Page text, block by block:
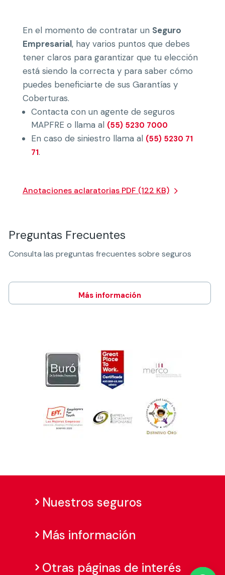
En el momento de contratar un Seguro
Empresarial, hay varios puntos que debes
tener claros para garantizar que tu elección
está siendo la correcta y para saber cómo
puedes beneficiarte de sus Garantías y
Coberturas.
Contacta con un agente de seguros
MAPFRE o llama al (55) 5230 7000
En caso de siniestro llama al (55) 5230 71
71.
Anotaciones aclaratorias PDF (122 KB)
Preguntas Frecuentes
Consulta las preguntas frecuentes sobre seguros
Más información
Nuestros seguros
Más información
Otras páginas de interés